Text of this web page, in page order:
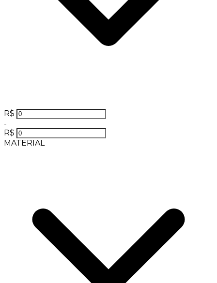
R$
-
R$
MATERIAL